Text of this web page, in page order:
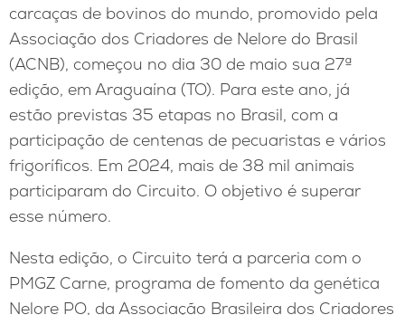
carcaças de bovinos do mundo, promovido pela
Associação dos Criadores de Nelore do Brasil
(ACNB), começou no dia 30 de maio sua 27ª
edição, em Araguaína (TO). Para este ano, já
estão previstas 35 etapas no Brasil, com a
participação de centenas de pecuaristas e vários
frigoríficos. Em 2024, mais de 38 mil animais
participaram do Circuito. O objetivo é superar
esse número.
Nesta edição, o Circuito terá a parceria com o
PMGZ Carne, programa de fomento da genética
Nelore PO, da Associação Brasileira dos Criadores